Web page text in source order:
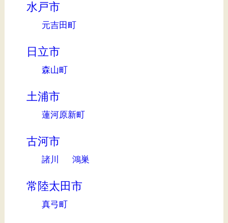
水戸市
元吉田町
日立市
森山町
土浦市
蓮河原新町
古河市
諸川 鴻巣
常陸太田市
真弓町